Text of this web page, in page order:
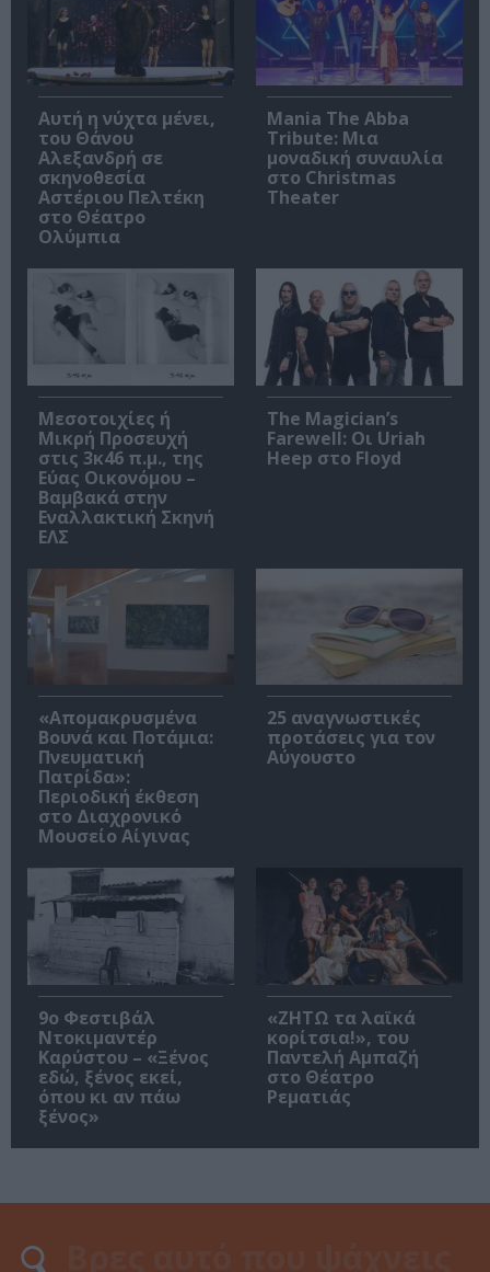
Αυτή η νύχτα μένει,
του Θάνου
Αλεξανδρή σε
σκηνοθεσία
Αστέριου Πελτέκη
στο Θέατρο
Ολύμπια
Mania The Abba
Tribute: Μια
μοναδική συναυλία
στο Christmas
Theater
Μεσοτοιχίες ή
Μικρή Προσευχή
στις 3κ46 π.μ., της
Εύας Οικονόμου –
Βαμβακά στην
Εναλλακτική Σκηνή
ΕΛΣ
The Magician’s
Farewell: Οι Uriah
Heep στο Floyd
«Απομακρυσμένα
Βουνά και Ποτάμια:
Πνευματική
Πατρίδα»:
Περιοδική έκθεση
στο Διαχρονικό
Μουσείο Αίγινας
25 αναγνωστικές
προτάσεις για τον
Αύγουστο
9ο Φεστιβάλ
Ντοκιμαντέρ
Καρύστου – «Ξένος
εδώ, ξένος εκεί,
όπου κι αν πάω
ξένος»
«ΖΗΤΩ τα λαϊκά
κορίτσια!», του
Παντελή Αμπαζή
στο Θέατρο
Ρεματιάς